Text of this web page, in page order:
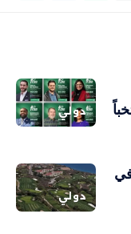
دولي
أكثر من 250 منتخباً
دولي